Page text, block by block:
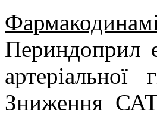
Периндоприл
артеріальної
Зниження